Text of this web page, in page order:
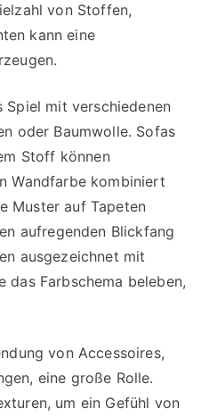
von Stoffen,
kann eine
Spiel mit verschiedenen
oder Baumwolle. Sofas
Stoff können
Wandfarbe kombiniert
Muster auf Tapeten
aufregenden Blickfang
ausgezeichnet mit
das Farbschema beleben,
von Accessoires,
eine große Rolle.
um ein Gefühl von